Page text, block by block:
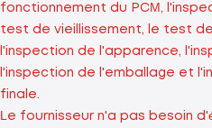
fonctionnement du PCM,
test de vieillissement, le test
l'inspection de l'apparence,
l'inspection de l'emballage et
finale.
Le fournisseur n'a pas besoin